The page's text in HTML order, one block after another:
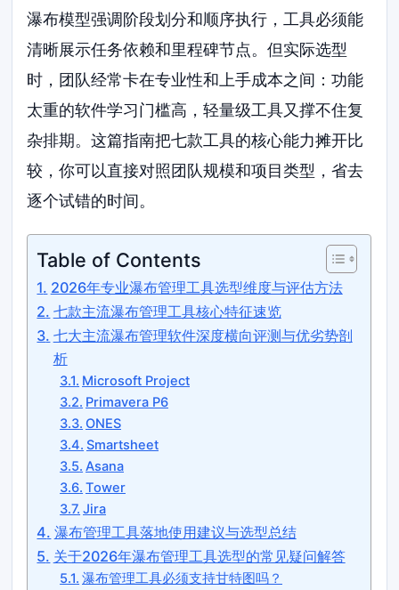
瀑布模型强调阶段划分和顺序执行，工具必须能
清晰展示任务依赖和里程碑节点。但实际选型
时，团队经常卡在专业性和上手成本之间：功能
太重的软件学习门槛高，轻量级工具又撑不住复
杂排期。这篇指南把七款工具的核心能力摊开比
较，你可以直接对照团队规模和项目类型，省去
逐个试错的时间。
Table of Contents
2026年专业瀑布管理工具选型维度与评估方法
七款主流瀑布管理工具核心特征速览
七大主流瀑布管理软件深度横向评测与优劣势剖
析
Microsoft Project
Primavera P6
ONES
Smartsheet
Asana
Tower
Jira
瀑布管理工具落地使用建议与选型总结
关于2026年瀑布管理工具选型的常见疑问解答
瀑布管理工具必须支持甘特图吗？